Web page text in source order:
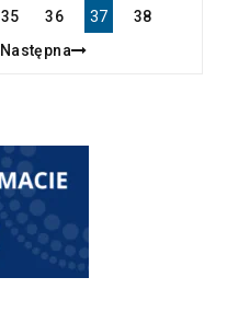
35 36 37
38
Następna